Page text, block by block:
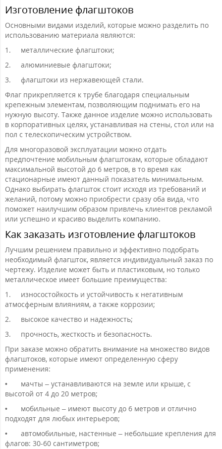
Изготовление флагштоков
Основными видами изделий, которые можно разделить по
использованию материала являются:
1.
металлические флагштоки;
2.
алюминиевые флагштоки;
3.
флагштоки из нержавеющей стали.
Флаг прикрепляется к трубе благодаря специальным
крепежным элементам, позволяющим поднимать его на
нужную высоту. Также данное изделие можно использовать
в корпоративных целях, устанавливая на стены, стол или на
пол с телескопическим устройством.
Для многоразовой эксплуатации можно отдать
предпочтение мобильным флагштокам, которые обладают
максимальной высотой до 6 метров, в то время как
стационарные имеют данный показатель минимальным.
Однако выбирать флагшток стоит исходя из требований и
желаний, потому можно приобрести сразу оба вида, что
поможет наилучшим образом привлечь клиентов рекламой
или успешно и красиво выделить компанию.
Как заказать изготовление флагштоков
Лучшим решением правильно и эффективно подобрать
необходимый флагшток, является индивидуальный заказ по
чертежу. Изделие может быть и пластиковым, но только
металлическое имеет большие преимущества:
1.
износостойкость и устойчивость к негативным
атмосферным влияниям, а также коррозии;
2.
высокое качество и надежность;
3.
прочность, жесткость и безопасность.
При заказе можно обратить внимание на множество видов
флагштоков, которые имеют определенную сферу
применения:
•
мачты – устанавливаются на земле или крыше, с
высотой от 4 до 20 метров;
•
мобильные – имеют высоту до 6 метров и отлично
подходят для любых интерьеров;
•
автомобильные, настенные – небольшие крепления для
флагов: 30-60 сантиметров;